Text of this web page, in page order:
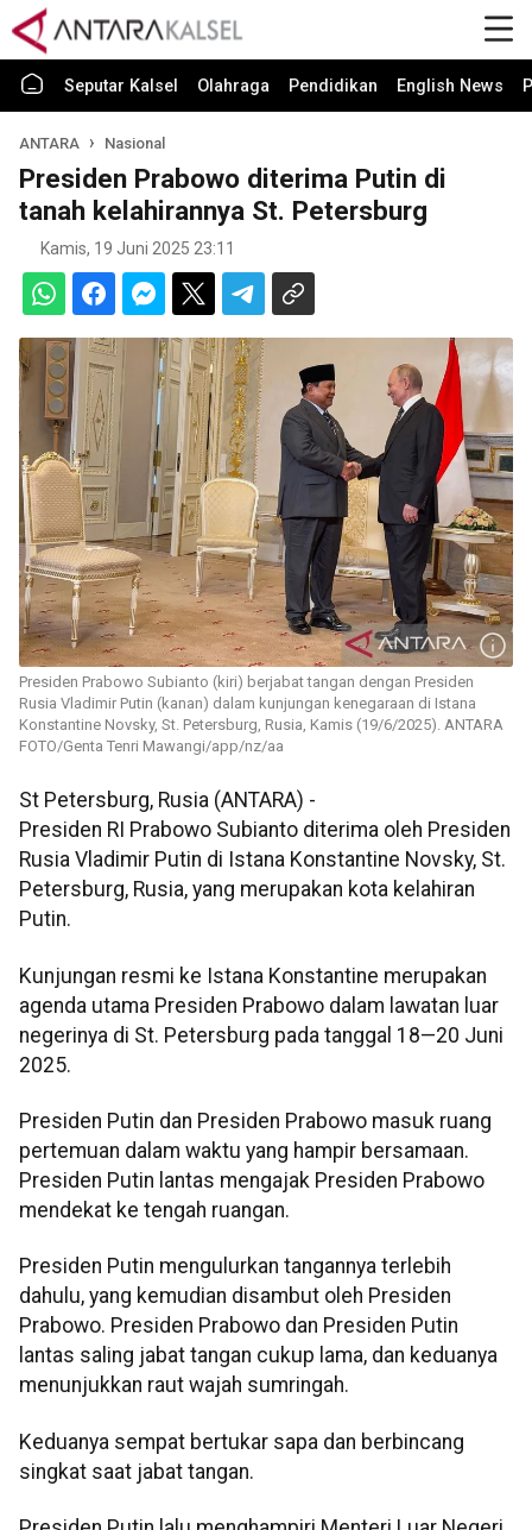
Seputar Kalsel Olahraga Pendidikan English News
ANTARA Nasional
Presiden Prabowo diterima Putin di
tanah kelahirannya St. Petersburg
Kamis, 19 Juni 2025 23:11
Presiden Prabowo Subianto (kiri) berjabat tangan dengan Presiden
Rusia Vladimir Putin (kanan) dalam kunjungan kenegaraan di Istana
Konstantine Novsky, St. Petersburg, Rusia, Kamis (19/6/2025). ANTARA
FOTO/Genta Tenri Mawangi/app/nz/aa
St Petersburg, Rusia (ANTARA) -
Presiden RI Prabowo Subianto diterima oleh Presiden
Rusia Vladimir Putin di Istana Konstantine Novsky, St.
Petersburg, Rusia, yang merupakan kota kelahiran
Putin.
Kunjungan resmi ke Istana Konstantine merupakan
agenda utama Presiden Prabowo dalam lawatan luar
negerinya di St. Petersburg pada tanggal 18—20 Juni
2025.
Presiden Putin dan Presiden Prabowo masuk ruang
pertemuan dalam waktu yang hampir bersamaan.
Presiden Putin lantas mengajak Presiden Prabowo
mendekat ke tengah ruangan.
Presiden Putin mengulurkan tangannya terlebih
dahulu, yang kemudian disambut oleh Presiden
Prabowo. Presiden Prabowo dan Presiden Putin
lantas saling jabat tangan cukup lama, dan keduanya
menunjukkan raut wajah sumringah.
Keduanya sempat bertukar sapa dan berbincang
singkat saat jabat tangan.